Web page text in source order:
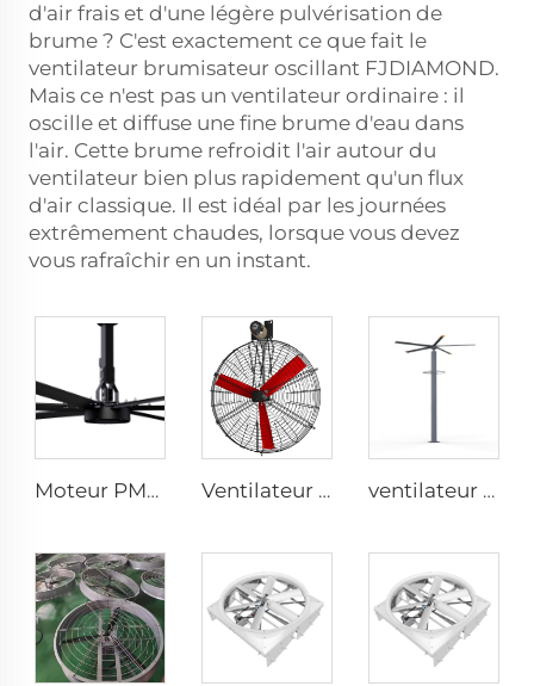
d'air frais et d'une légère pulvérisation de
brume ? C'est exactement ce que fait le
ventilateur brumisateur oscillant FJDIAMOND.
Mais ce n'est pas un ventilateur ordinaire : il
oscille et diffuse une fine brume d'eau dans
l'air. Cette brume refroidit l'air autour du
ventilateur bien plus rapidement qu'un flux
d'air classique. Il est idéal par les journées
extrêmement chaudes, lorsque vous devez
vous rafraîchir en un instant.
Moteur PMSM IE5 24ft grands ventilateurs industriels HVLS type avec alimentation AC 7.3m ventilateurs électriques pour usine laitière 380V tension Ventilateur mural électrique pour stalles à chevaux avec moteur 380V pour étables et fermes ventilateur géant à brumisation HVLS de 3,7 m (12 pi) avec moteur PMSM et perche verticale